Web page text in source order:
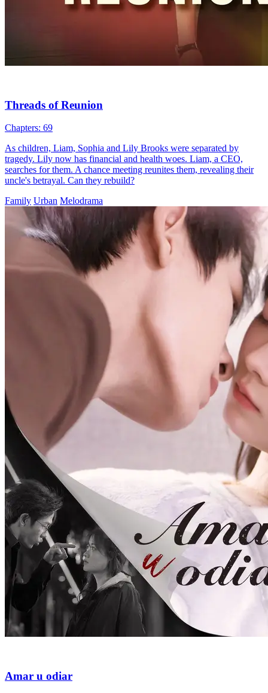
Threads of Reunion
Chapters: 69
As children, Liam, Sophia and Lily Brooks were separated by
tragedy. Lily now has financial and health woes. Liam, a CEO,
searches for them. A chance meeting reunites them, revealing their
uncle's betrayal. Can they rebuild?
Family Urban Melodrama
Amar u odiar